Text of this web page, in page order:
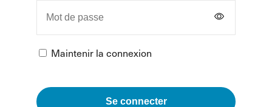
Maintenir la connexion
Se connecter